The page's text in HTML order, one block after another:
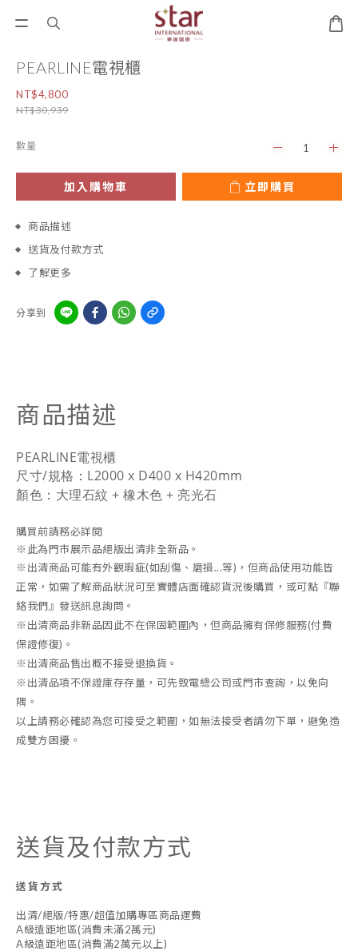
PEARLINE電視櫃
NT$4,800
NT$30,939
數量
加入購物車 立即購買
商品描述
送貨及付款方式
了解更多
分享到
商品描述
PEARLINE電視櫃
尺寸/規格 ： L2000 x D400 x H420mm
顏色 ： 大理石紋 + 橡木色 + 亮光石
購買前請務必詳閱
※此為門市展示品絕版出清非全新品。
※出清商品可能有外觀瑕疵(如刮傷、磨損...等)，但商品使用功能皆
正常，如需了解商品狀況可至實體店面確認貨況後購買，或可點『聯
絡我們』發送訊息詢問。
※出清商品非新品因此不在保固範圍內，但商品擁有保修服務(付費
保證修復)。
※出清商品售出概不接受退換貨。
※ 出清品項不保證庫存存量，可先致電總公司或門市查詢，以免向
隅。
以上請務必確認為您可接受之範圍，如無法接受者請勿下單，避免造
成雙方困擾。
送貨及付款方式
送貨方式
出清/絕版/特惠/超值加購專區商品運費
A級遠距地區(消費未滿2萬元)
A級遠距地區(消費滿2萬元以上)